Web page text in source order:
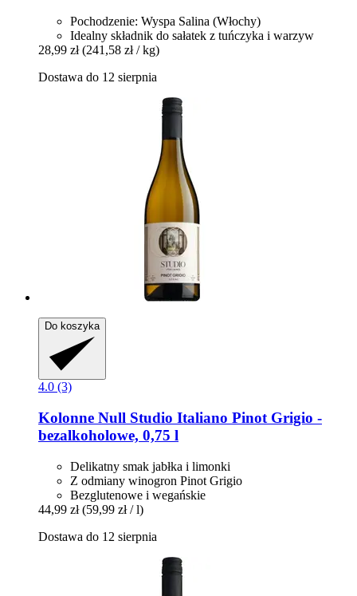
Pochodzenie: Wyspa Salina (Włochy)
Idealny składnik do sałatek z tuńczyka i warzyw
28,99 zł (241,58 zł / kg)
Dostawa do 12 sierpnia
Do koszyka
4.0 (3)
Kolonne Null Studio Italiano Pinot Grigio -​
bezalkoholowe, 0,75 l
Delikatny smak jabłka i limonki
Z odmiany winogron Pinot Grigio
Bezglutenowe i wegańskie
44,99 zł (59,99 zł / l)
Dostawa do 12 sierpnia